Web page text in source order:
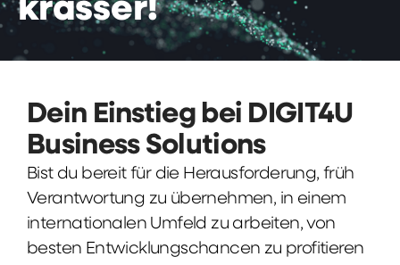
krasser!
Dein Einstieg bei DIGIT4U
Business Solutions
Bist du bereit für die Herausforderung, früh
Verantwortung zu übernehmen, in einem
internationalen Umfeld zu arbeiten, von
besten Entwicklungschancen zu profitieren